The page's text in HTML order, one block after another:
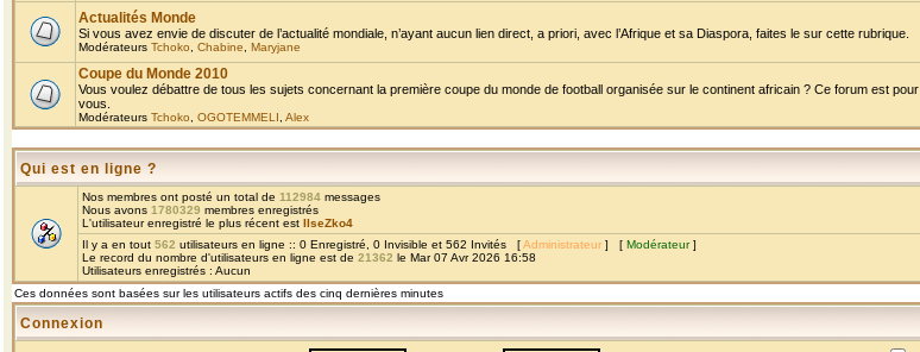
Actualités Monde
Si vous avez envie de discuter de l’actualité mondiale, n’ayant aucun lien direct, a priori, avec l’Afrique et sa Diaspora, faites le sur cette rubrique.
Modérateurs Tchoko Chabine Maryjane
Coupe du Monde 2010
Vous voulez débattre de tous les sujets concernant la première coupe du monde de football organisée sur le continent africain ? Ce forum est pour
vous.
Modérateurs Tchoko OGOTEMMELI Alex
Qui est en ligne ?
Nos membres ont posté un total de 112984 messages
Nous avons 1780329 membres enregistrés
L'utilisateur enregistré le plus récent est IlseZko4
Il y a en tout 562 utilisateurs en ligne :: 0 Enregistré, 0 Invisible et 562 Invités [Administrateur ] [ Modérateur]
Le record du nombre d'utilisateurs en ligne est de 21362 le Mar 07 Avr 2026 16:58
Utilisateurs enregistrés : Aucun
Ces données sont basées sur les utilisateurs actifs des cinq dernières minutes
Connexion